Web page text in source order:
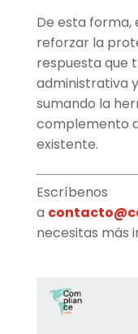
De esta forma,
reforzar la
respuesta que
administrativa
sumando la
complemento
existente.
Escríbenos
a
necesitas más